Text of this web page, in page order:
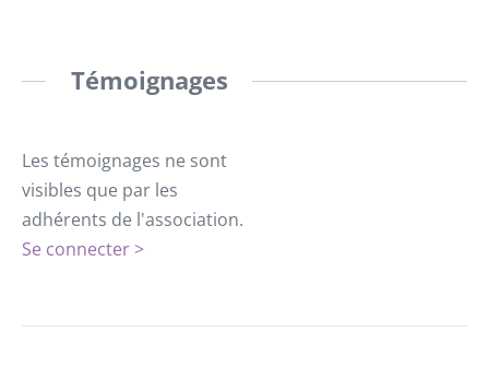
Témoignages
Les témoignages ne sont
visibles que par les
adhérents de l'association.
Se connecter >